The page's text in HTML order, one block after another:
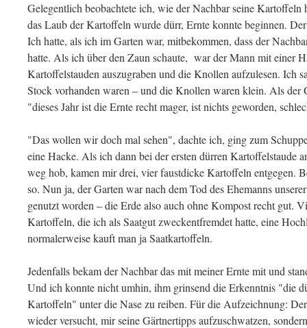
Gelegentlich beobachtete ich, wie der Nachbar seine
das Laub der Kartoffeln wurde dürr, Ernte konnte beginnen.
Ich hatte, als ich im Garten war, mitbekommen, dass der
hatte. Als ich über den Zaun schaute, war der Mann mit einer
Kartoffelstauden auszugraben und die Knollen aufzulesen. Ich
Stock vorhanden waren – und die Knollen waren klein. Als der
"dieses Jahr ist die Ernte recht mager, ist nichts geworden,
"Das wollen wir doch mal sehen", dachte ich, ging zum
eine Hacke. Als ich dann bei der ersten dürren Kartoffelstaude
weg hob, kamen mir drei, vier faustdicke Kartoffeln entgegen.
so. Nun ja, der Garten war nach dem Tod des Ehemanns
genutzt worden – die Erde also auch ohne Kompost recht gut.
Kartoffeln, die ich als Saatgut zweckentfremdet hatte, eine
normalerweise kauft man ja Saatkartoffeln.
Jedenfalls bekam der Nachbar das mit meiner Ernte mit und
Und ich konnte nicht umhin, ihm grinsend die Erkenntnis "die
Kartoffeln" unter die Nase zu reiben. Für die Aufzeichnung:
wieder versucht, mir seine Gärtnertipps aufzuschwatzen,